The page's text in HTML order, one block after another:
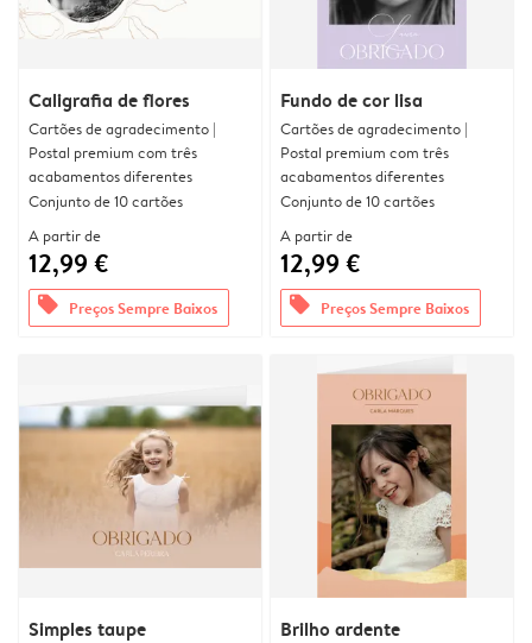
Caligrafia de flores
Cartões de agradecimento |
Postal premium com três
acabamentos diferentes
Conjunto de 10 cartões
A partir de
12,99 €
offers Preços Sempre Baixos
Fundo de cor lisa
Cartões de agradecimento |
Postal premium com três
acabamentos diferentes
Conjunto de 10 cartões
A partir de
12,99 €
offers Preços Sempre Baixos
Simples taupe Brilho ardente